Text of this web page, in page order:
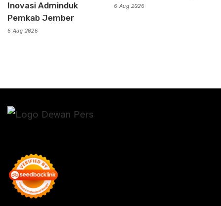
Inovasi Adminduk
Pemkab Jember
6 Aug 2026
6 Aug 2026